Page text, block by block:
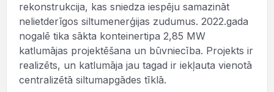
rekonstrukcija, kas sniedza iespēju samazināt
nelietderīgos siltumenerģijas zudumus. 2022.gada
nogalē tika sākta konteinertipa 2,85 MW
katlumājas projektēšana un būvniecība. Projekts ir
realizēts, un katlumāja jau tagad ir iekļauta vienotā
centralizētā siltumapgādes tīklā.